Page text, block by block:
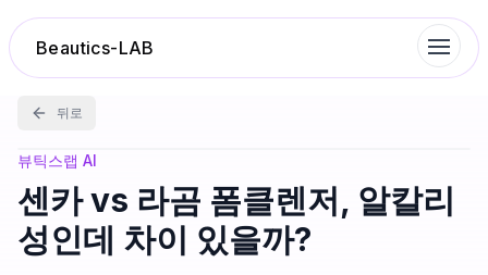
Beautics-LAB
랭킹
성분분석
뒤로
뷰틱스랩 AI
센카 vs 라곰 폼클렌저, 알칼리
성인데 차이 있을까?